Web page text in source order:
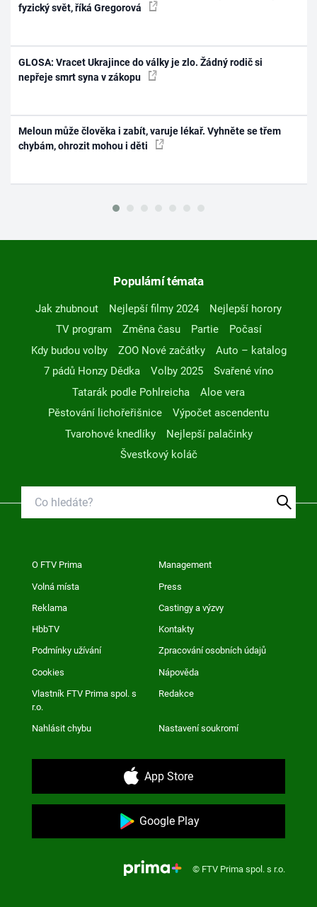
fyzický svět, říká Gregorová
GLOSA: Vracet Ukrajince do války je zlo. Žádný rodič si
nepřeje smrt syna v zákopu
Meloun může člověka i zabít, varuje lékař. Vyhněte se třem
chybám, ohrozit mohou i děti
Populární témata
Jak zhubnout Nejlepší filmy 2024
Nejlepší horory
TV program
Změna času Partie
Počasí
Kdy budou volby
ZOO Nové začátky
Auto – katalog
7 pádů Honzy Dědka
Volby 2025
Svařené víno
Tatarák podle Pohlreicha
Aloe vera
Pěstování lichořeřišnice
Výpočet ascendentu
Tvarohové knedlíky
Nejlepší palačinky
Švestkový koláč
O FTV Prima Management
Volná místa Press
Reklama Castingy a výzvy
HbbTV Kontakty
Podmínky užívání Zpracování osobních údajů
Cookies Nápověda
Vlastník FTV Prima spol. s
r.o.
Redakce
Nahlásit chybu Nastavení soukromí
App Store
Google Play
© FTV Prima spol. s r.o.